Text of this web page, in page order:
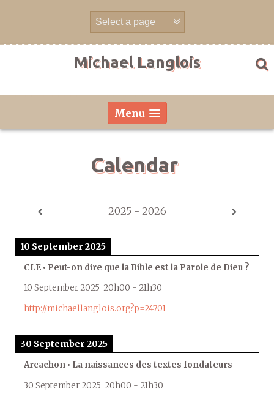
Michael Langlois
Menu
Calendar
2025 - 2026
10 September 2025
CLE • Peut-on dire que la Bible est la Parole de Dieu ?
10 September 2025 20h00 - 21h30
http://michaellanglois.org?p=24701
30 September 2025
Arcachon • La naissances des textes fondateurs
30 September 2025 20h00 - 21h30